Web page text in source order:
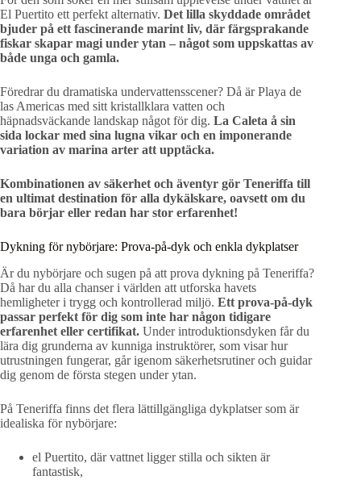
El Puertito ett perfekt alternativ. Det lilla skyddade området
bjuder på ett fascinerande marint liv, där färgsprakande
fiskar skapar magi under ytan – något som uppskattas av
både unga och gamla.
Föredrar du dramatiska undervattensscener? Då är Playa de
las Americas med sitt kristallklara vatten och
häpnadsväckande landskap något för dig. La Caleta å sin
sida lockar med sina lugna vikar och en imponerande
variation av marina arter att upptäcka.
Kombinationen av säkerhet och äventyr gör Teneriffa till
en ultimat destination för alla dykälskare, oavsett om du
bara börjar eller redan har stor erfarenhet!
Dykning för nybörjare: Prova-på-dyk och enkla dykplatser
Är du nybörjare och sugen på att prova dykning på Teneriffa?
Då har du alla chanser i världen att utforska havets
hemligheter i trygg och kontrollerad miljö. Ett prova-på-dyk
passar perfekt för dig som inte har någon tidigare
erfarenhet eller certifikat. Under introduktionsdyken får du
lära dig grunderna av kunniga instruktörer, som visar hur
utrustningen fungerar, går igenom säkerhetsrutiner och guidar
dig genom de första stegen under ytan.
På Teneriffa finns det flera lättillgängliga dykplatser som är
idealiska för nybörjare:
el Puertito, där vattnet ligger stilla och sikten är
fantastisk,